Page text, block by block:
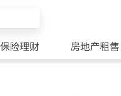
保险理财 房地产租售